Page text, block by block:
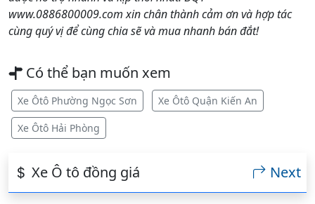
www.0886800009.com xin chân thành cảm ơn và hợp tác
cùng quý vị để cùng chia sẽ và mua nhanh bán đắt!
Có thể bạn muốn xem
Xe Ôtô Phường Ngọc Sơn Xe Ôtô Quận Kiến An
Xe Ôtô Hải Phòng
Xe Ô tô đồng giá Next